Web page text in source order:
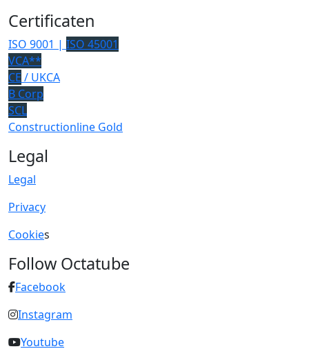
Certificaten
ISO 9001 | ISO 45001
VCA**
CE / UKCA
B Corp
SCL
Constructionline Gold
Legal
Legal
Privacy
Cookies
Follow Octatube
Facebook
Instagram
Youtube